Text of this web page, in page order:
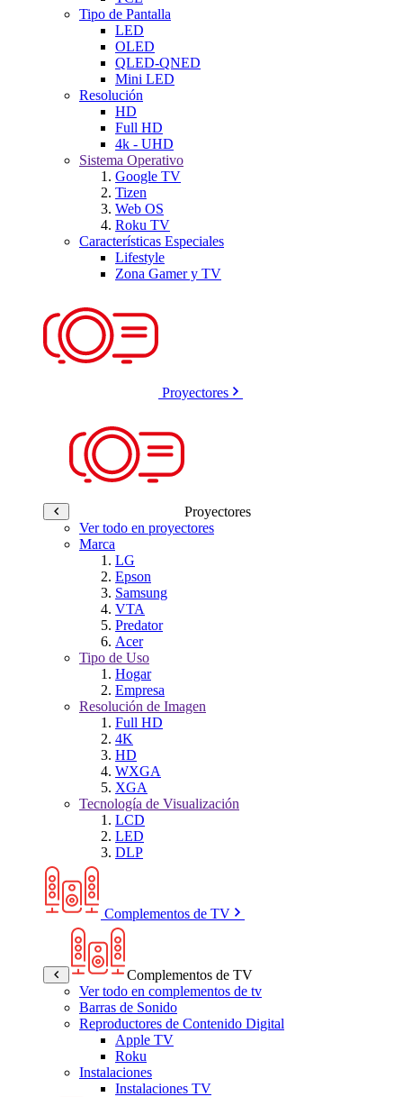
Tipo de Pantalla
LED
OLED
QLED-QNED
Mini LED
Resolución
HD
Full HD
4k - UHD
Sistema Operativo
Google TV
Tizen
Web OS
Roku TV
Características Especiales
Lifestyle
Zona Gamer y TV
Proyectores
Proyectores
Ver todo en proyectores
Marca
LG
Epson
Samsung
VTA
Predator
Acer
Tipo de Uso
Hogar
Empresa
Resolución de Imagen
Full HD
4K
HD
WXGA
XGA
Tecnología de Visualización
LCD
LED
DLP
Complementos de TV
Complementos de TV
Ver todo en complementos de tv
Barras de Sonido
Reproductores de Contenido Digital
Apple TV
Roku
Instalaciones
Instalaciones TV